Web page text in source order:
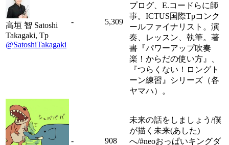
高垣 智 Satoshi
Takagaki, Tp
@SatoshiTakagaki
- 5,309
プログ、E.コードらに師
事。ICTUS国際Tpコンク
ールファイナリスト。演
奏、レッスン、執筆。著
書『パワーアップ吹奏
楽！からだの使い方』、
『つらくない！ロングト
ーン練習』シリーズ（各
ヤマハ）。
- 908
未来の話をしましょう/僕
が描く未来(あした)
へ/#neoおっぱいキングダ